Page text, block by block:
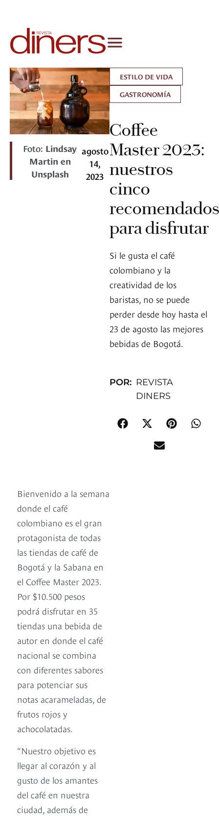
Foto: Lindsay
Martin en
Unsplash
agosto
14,
2023
ESTILO DE VIDA
GASTRONOMÍA
Coffee
Master 2023:
nuestros
cinco
recomendados
para disfrutar
Si le gusta el café
colombiano y la
creatividad de los
baristas, no se puede
perder desde hoy hasta el
23 de agosto las mejores
bebidas de Bogotá.
POR: REVISTA
DINERS
Bienvenido a la semana
donde el café
colombiano es el gran
protagonista de todas
las tiendas de café de
Bogotá y la Sabana en
el Coffee Master 2023.
Por $10.500 pesos
podrá disfrutar en 35
tiendas una bebida de
autor en donde el café
nacional se combina
con diferentes sabores
para potenciar sus
notas acarameladas, de
frutos rojos y
achocolatadas.
“Nuestro objetivo es
llegar al corazón y al
gusto de los amantes
del café en nuestra
ciudad, además de